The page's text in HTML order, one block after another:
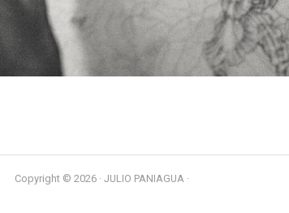
Copyright © 2026 · JULIO PANIAGUA ·